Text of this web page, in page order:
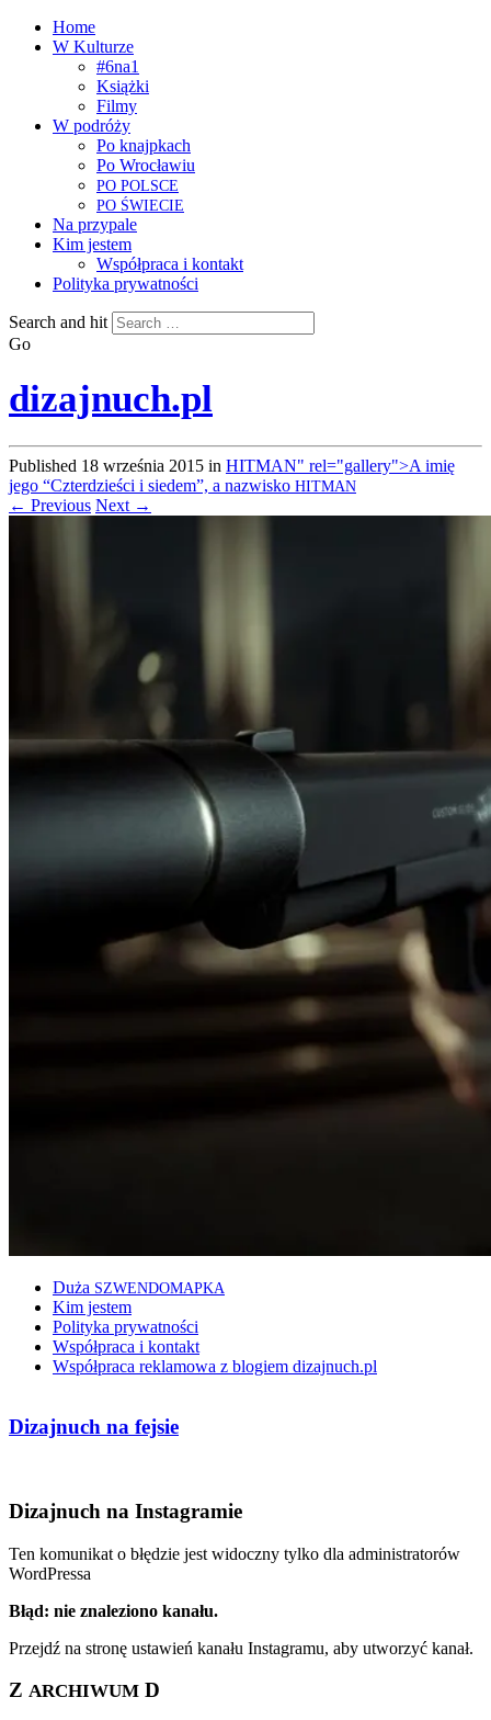
Home
W Kulturze
#6na1
Książki
Filmy
W podróży
Po knajpkach
Po Wrocławiu
PO POLSCE
PO ŚWIECIE
Na przypale
Kim jestem
Współpraca i kontakt
Polityka prywatności
Search and hit
Go
dizajnuch.pl
Published 18 września 2015 in HITMAN" rel="gallery">A imię
jego “Czterdzieści i siedem”, a nazwisko HITMAN
← Previous Next →
Duża SZWENDOMAPKA
Kim jestem
Polityka prywatności
Współpraca i kontakt
Współpraca reklamowa z blogiem dizajnuch.pl
Dizajnuch na fejsie
Dizajnuch na Instagramie
Ten komunikat o błędzie jest widoczny tylko dla administratorów
WordPressa
Błąd: nie znaleziono kanału.
Przejdź na stronę ustawień kanału Instagramu, aby utworzyć kanał.
Z ARCHIWUM D